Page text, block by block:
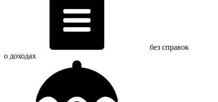
без справок
о доходах